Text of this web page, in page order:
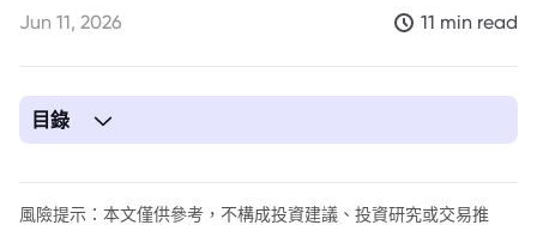
Jun 11, 2026 11 min read
目錄
風險提示：本文僅供參考，不構成投資建議、投資研究或交易推